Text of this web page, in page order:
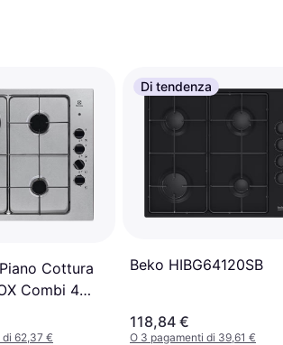
Cottura
Combi 4
cm
62,37 €
Di tendenza
Beko HIBG64120SB
118,84 €
O 3 pagamenti di 39,61 €